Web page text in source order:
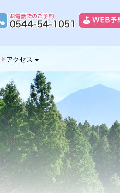
G8富士カントリ
アクセス